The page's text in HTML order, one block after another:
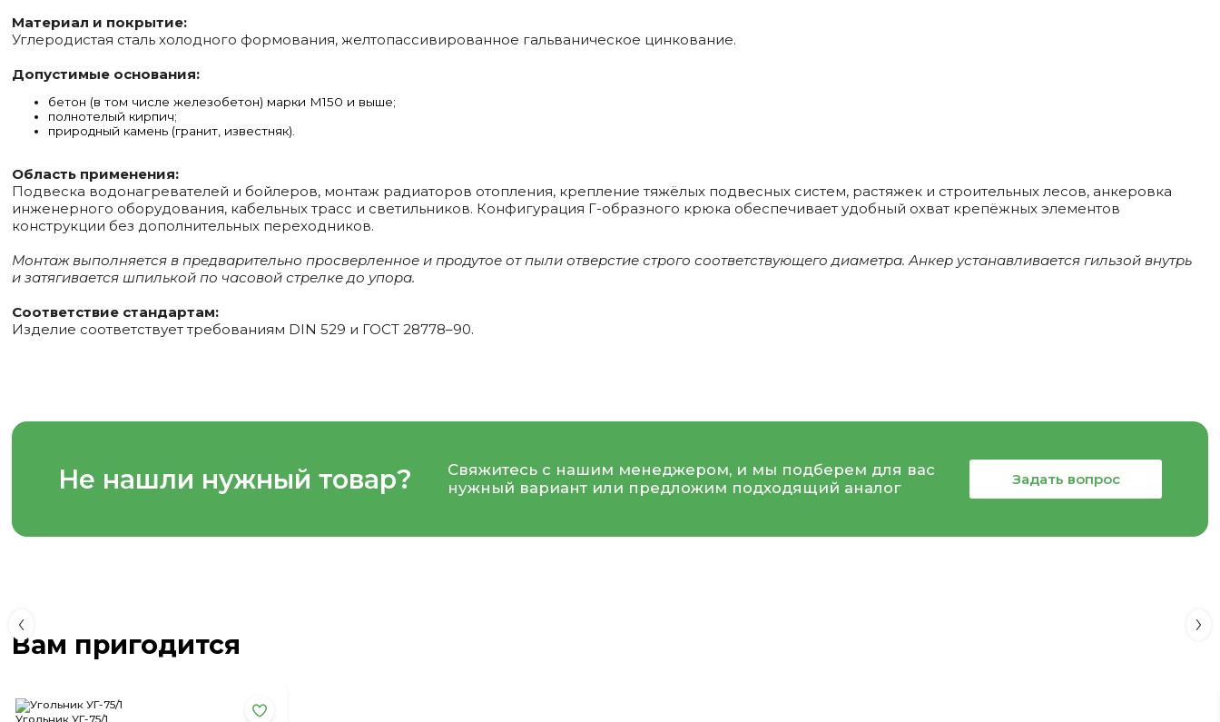
Материал и покрытие:
Углеродистая сталь холодного формования, желтопассивированное гальваническое цинкование.
Допустимые основания:
бетон (в том числе железобетон) марки М150 и выше;
полнотелый кирпич;
природный камень (гранит, известняк).
Область применения:
Подвеска водонагревателей и бойлеров, монтаж радиаторов отопления, крепление тяжёлых подвесных систем, растяжек и строительных лесов, анкеровка
инженерного оборудования, кабельных трасс и светильников. Конфигурация Г-образного крюка обеспечивает удобный охват крепёжных элементов
конструкции без дополнительных переходников.
Монтаж выполняется в предварительно просверленное и продутое от пыли отверстие строго соответствующего диаметра. Анкер устанавливается гильзой внутрь
и затягивается шпилькой по часовой стрелке до упора.
Соответствие стандартам:
Изделие соответствует требованиям DIN 529 и ГОСТ 28778–90.
Не нашли нужный товар?
Свяжитесь с нашим менеджером, и мы подберем для вас
нужный вариант или предложим подходящий аналог
Задать вопрос
Вам пригодится
Угольник УГ-75/1